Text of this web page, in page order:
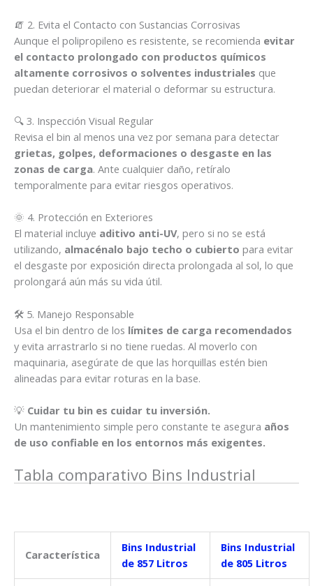
🧯 2. Evita el Contacto con Sustancias Corrosivas
Aunque el polipropileno es resistente, se recomienda evitar
el contacto prolongado con productos químicos
altamente corrosivos o solventes industriales que
puedan deteriorar el material o deformar su estructura.
🔍 3. Inspección Visual Regular
Revisa el bin al menos una vez por semana para detectar
grietas, golpes, deformaciones o desgaste en las
zonas de carga. Ante cualquier daño, retíralo
temporalmente para evitar riesgos operativos.
🌞 4. Protección en Exteriores
El material incluye aditivo anti-UV, pero si no se está
utilizando, almacénalo bajo techo o cubierto para evitar
el desgaste por exposición directa prolongada al sol, lo que
prolongará aún más su vida útil.
🛠️ 5. Manejo Responsable
Usa el bin dentro de los límites de carga recomendados
y evita arrastrarlo si no tiene ruedas. Al moverlo con
maquinaria, asegúrate de que las horquillas estén bien
alineadas para evitar roturas en la base.
💡 Cuidar tu bin es cuidar tu inversión.
Un mantenimiento simple pero constante te asegura años
de uso confiable en los entornos más exigentes.
Tabla comparativo Bins Industrial
Característica
Bins Industrial
de 857 Litros
Bins Industrial
de 805 Litros